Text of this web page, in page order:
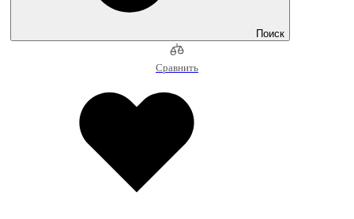
Поиск
Сравнить